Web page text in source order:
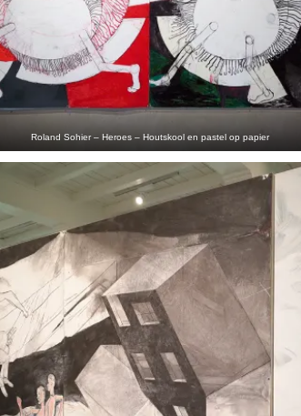
Roland Sohier – Heroes – Houtskool en pastel op papier